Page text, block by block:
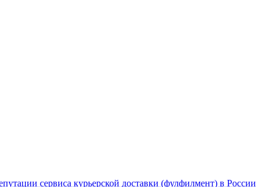
сервиса курьерской доставки (фулфилмент) в России